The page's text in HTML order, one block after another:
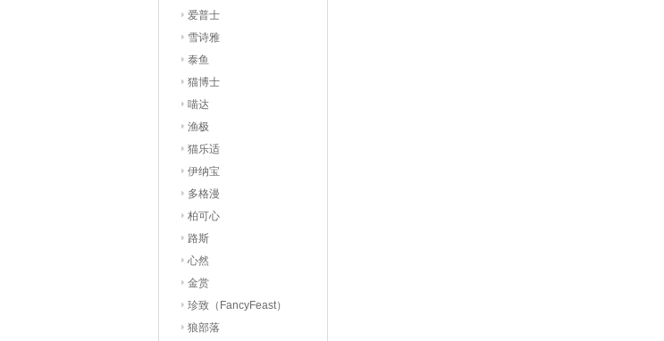
爱普士
雪诗雅
泰鱼
猫博士
喵达
渔极
猫乐适
伊纳宝
多格漫
柏可心
路斯
心然
金赏
珍致（FancyFeast）
狼部落